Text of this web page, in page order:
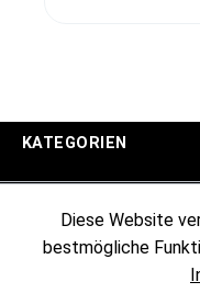
KATEGORIEN
Diese Website
bestmögliche